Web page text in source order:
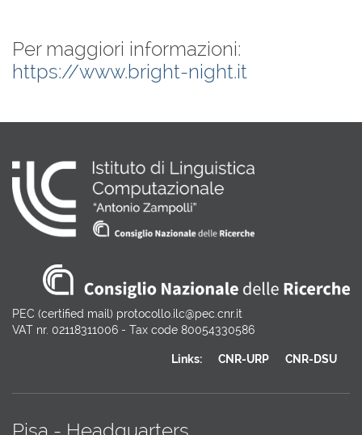
Per maggiori informazioni:
https://www.bright-night.it
PEC (certified mail) protocollo.ilc@pec.cnr.it
VAT nr. 02118311006 - Tax code 80054330586
Links: CNR-URP CNR-DSU